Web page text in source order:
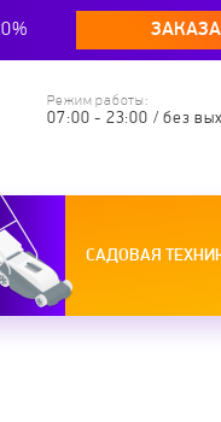
Режим работы:
07:00 - 23:00 / без
САДОВАЯ